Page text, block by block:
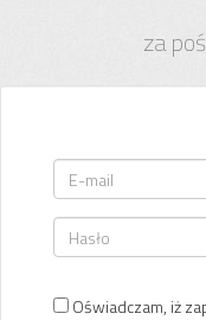
za
Oświadczam, iż